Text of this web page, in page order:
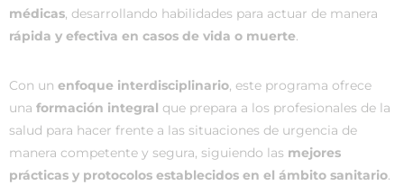
médicas, desarrollando habilidades para actuar de manera
rápida y efectiva en casos de vida o muerte.
Con un enfoque interdisciplinario, este programa ofrece
una formación integral que prepara a los profesionales de la
salud para hacer frente a las situaciones de urgencia de
manera competente y segura, siguiendo las mejores
prácticas y protocolos establecidos en el ámbito sanitario.